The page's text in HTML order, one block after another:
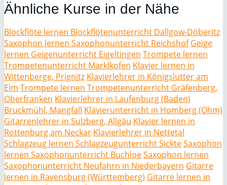
Ähnliche Kurse in der Nähe
Blockflöte lernen Blockflötenunterricht Dallgow-Döberitz
Saxophon lernen Saxophonunterricht Reichshof Geige
lernen Geigenunterricht Eigeltingen Trompete lernen
Trompetenunterricht Marklkofen Klavier lernen in
Wittenberge, Prignitz Klavierlehrer in Königslutter am
Elm Trompete lernen Trompetenunterricht Gräfenberg,
Oberfranken Klavierlehrer in Laufenburg (Baden)
Bruckmühl, Mangfall Klavierunterricht in Homberg (Ohm)
Gitarrenlehrer in Sulzberg, Allgäu Klavier lernen in
Rottenburg am Neckar Klavierlehrer in Nettetal
Schlagzeug lernen Schlagzeugunterricht SickteSaxophon
lernen Saxophonunterricht BuchloeSaxophon lernen
Saxophonunterricht Neufahrn in Niederbayern Gitarre
lernen in Ravensburg (Württemberg) Gitarre lernen in